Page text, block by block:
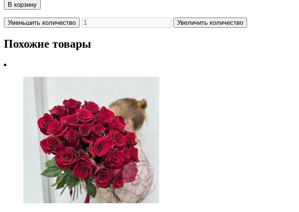
В корзину
Уменьшить количество Увеличить количество
Похожие товары